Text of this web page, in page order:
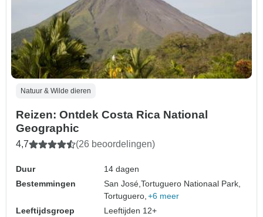
Natuur & Wilde dieren
Reizen: Ontdek Costa Rica National
Geographic
4,7 (26 beoordelingen)
Duur
14 dagen
Bestemmingen
San José,Tortuguero Nationaal Park,
Tortuguero, +6 meer
Leeftijdsgroep
Leeftijden 12+